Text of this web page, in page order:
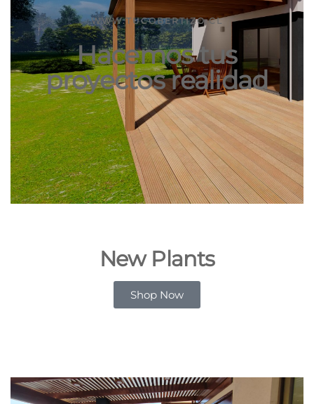
WWW.TUCOBERTIZO.CL
Hacemos tus
proyectos realidad
New Plants
Shop Now